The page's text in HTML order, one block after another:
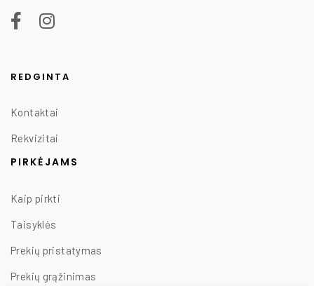
REDGINTA
Kontaktai
Rekvizitai
PIRKĖJAMS
Kaip pirkti
Taisyklės
Prekių pristatymas
Prekių grąžinimas